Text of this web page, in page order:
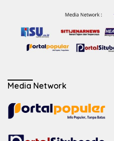
Media Network